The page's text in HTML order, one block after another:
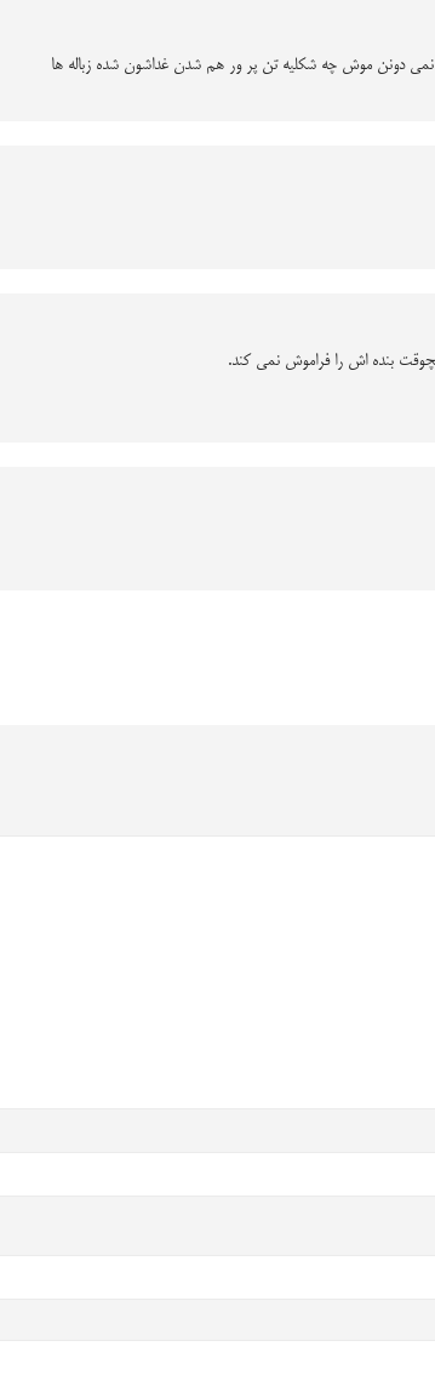
نمی دونن موش چه شکلیه تن پر ور هم شدن غداشون شده زباله ها
بنده اش را فراموش نمي كند.